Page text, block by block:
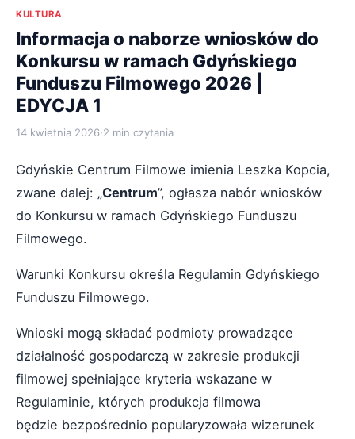
KULTURA
Informacja o naborze wniosków do
Konkursu w ramach Gdyńskiego
Funduszu Filmowego 2026 |
EDYCJA 1
14 kwietnia 2026·2 min czytania
Gdyńskie Centrum Filmowe imienia Leszka Kopcia,
zwane dalej: „Centrum”, ogłasza nabór wniosków
do Konkursu w ramach Gdyńskiego Funduszu
Filmowego.
Warunki Konkursu określa Regulamin Gdyńskiego
Funduszu Filmowego.
Wnioski mogą składać podmioty prowadzące
działalność gospodarczą w zakresie produkcji
filmowej spełniające kryteria wskazane w
Regulaminie, których produkcja filmowa
będzie bezpośrednio popularyzowała wizerunek